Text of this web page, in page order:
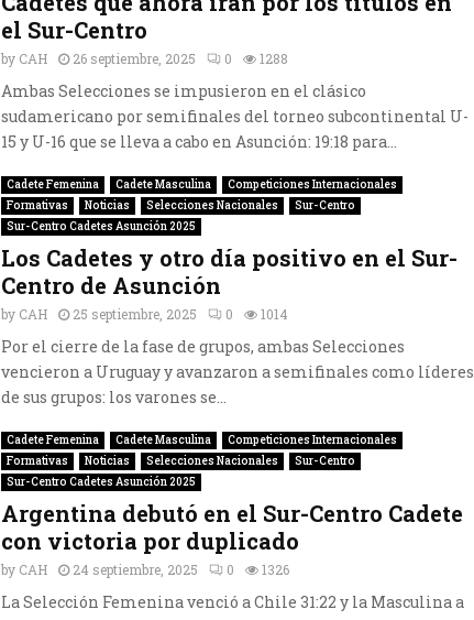
el Sur-Centro
by CAH 26 septiembre, 2025 0 1288
Ambas Selecciones se impusieron en el clásico
sudamericano por semifinales del torneo subcontinental U-
15 y U-16 que se lleva a cabo en Asunción: 19:18 para...
Cadete Femenina Cadete Masculina
Competiciones Internacionales
Formativas
Noticias Selecciones Nacionales
Sur-Centro
Sur-Centro Cadetes Asunción 2025
Los Cadetes y otro día positivo en el Sur-
Centro de Asunción
by CAH 25 septiembre, 2025 0 1014
Por el cierre de la fase de grupos, ambas Selecciones
vencieron a Uruguay y avanzaron a semifinales como líderes
de sus grupos: los varones se...
Cadete Femenina Cadete Masculina
Competiciones Internacionales
Formativas
Noticias Selecciones Nacionales
Sur-Centro
Sur-Centro Cadetes Asunción 2025
Argentina debutó en el Sur-Centro Cadete
con victoria por duplicado
by CAH 24 septiembre, 2025 0 1326
La Selección Femenina venció a Chile 31:22 y la Masculina a